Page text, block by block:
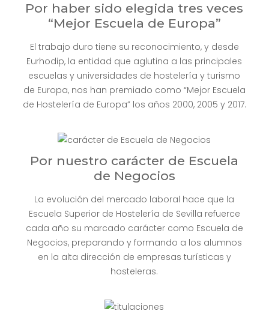
Por haber sido elegida tres veces
“Mejor Escuela de Europa”
El trabajo duro tiene su reconocimiento, y desde
Eurhodip, la entidad que aglutina a las principales
escuelas y universidades de hostelería y turismo
de Europa, nos han premiado como “Mejor Escuela
de Hostelería de Europa” los años 2000, 2005 y 2017.
Por nuestro carácter de Escuela
de Negocios
La evolución del mercado laboral hace que la
Escuela Superior de Hostelería de Sevilla refuerce
cada año su marcado carácter como Escuela de
Negocios, preparando y formando a los alumnos
en la alta dirección de empresas turísticas y
hosteleras.